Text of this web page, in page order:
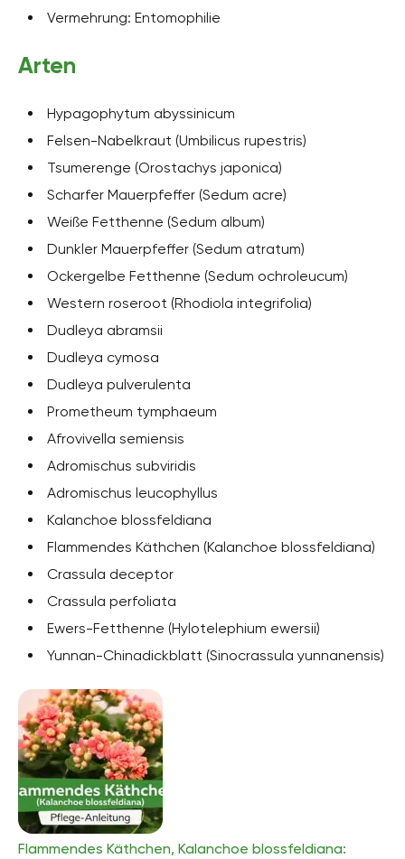
Vermehrung: Entomophilie
Arten
Hypagophytum abyssinicum
Felsen-Nabelkraut (Umbilicus rupestris)
Tsumerenge (Orostachys japonica)
Scharfer Mauerpfeffer (Sedum acre)
Weiße Fetthenne (Sedum album)
Dunkler Mauerpfeffer (Sedum atratum)
Ockergelbe Fetthenne (Sedum ochroleucum)
Western roseroot (Rhodiola integrifolia)
Dudleya abramsii
Dudleya cymosa
Dudleya pulverulenta
Prometheum tymphaeum
Afrovivella semiensis
Adromischus subviridis
Adromischus leucophyllus
Kalanchoe blossfeldiana
Flammendes Käthchen (Kalanchoe blossfeldiana)
Crassula deceptor
Crassula perfoliata
Ewers-Fetthenne (Hylotelephium ewersii)
Yunnan-Chinadickblatt (Sinocrassula yunnanensis)
Flammendes Käthchen, Kalanchoe blossfeldiana: